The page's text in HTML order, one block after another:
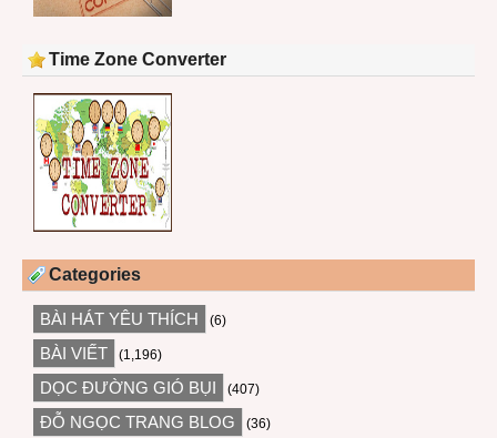
Time Zone Converter
Categories
BÀI HÁT YÊU THÍCH (6)
BÀI VIẾT (1,196)
DỌC ĐƯỜNG GIÓ BỤI (407)
ĐỖ NGỌC TRANG BLOG (36)